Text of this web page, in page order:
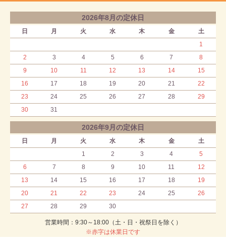
2026年8月の定休日
日 月 火 水 木 金
土
1
2
3 4 5 6 7
8
9
10 11 12 13 14
15
16
17 18 19 20 21
22
23
24 25 26 27 28
29
30
31
2026年9月の定休日
日 月 火 水 木 金
土
1
2 3 4
5
6
7 8 9 10 11
12
13
14 15 16 17 18
19
20
21 22 23 24 25
26
27
28 29 30
営業時間：9:30～18:00（土・日・祝祭日を除く）
※赤字は休業日です